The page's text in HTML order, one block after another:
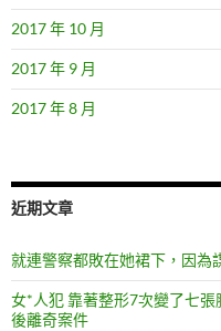
2017 年 10 月
2017 年 9 月
2017 年 8 月
近期文章
就連警察都敗在她裙下，因為
女*人犯 靠著整形7次變了七
後離奇案件